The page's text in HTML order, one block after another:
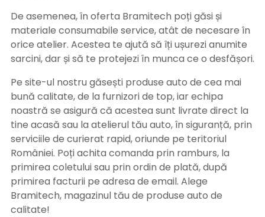
De asemenea, în oferta Bramitech poți găsi și
materiale consumabile service, atât de necesare în
orice atelier. Acestea te ajută să îți ușurezi anumite
sarcini, dar și să te protejezi în munca ce o desfășori.
Pe site-ul nostru găsești produse auto de cea mai
bună calitate, de la furnizori de top, iar echipa
noastră se asigură că acestea sunt livrate direct la
tine acasă sau la atelierul tău auto, în siguranță, prin
serviciile de curierat rapid, oriunde pe teritoriul
României. Poți achita comanda prin ramburs, la
primirea coletului sau prin ordin de plată, după
primirea facturii pe adresa de email. Alege
Bramitech, magazinul tău de produse auto de
calitate!